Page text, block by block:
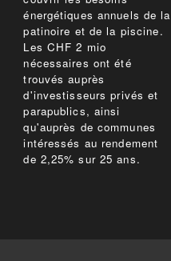
énergétiques annuels de la
patinoire et de la piscine.
Les CHF 2 mio
nécessaires ont été
trouvés auprès
d'investisseurs privés et
parapublics, ainsi
qu'auprès de communes
intéressés au rendement
de 2,25% sur 25 ans.